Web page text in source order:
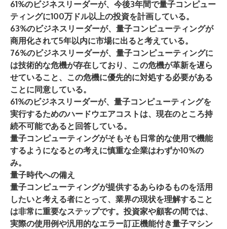
61%のビジネスリーダーが、今後3年間で量子コンピュー
ティングに100万ドル以上の投資を計画している。
63%のビジネスリーダーが、量子コンピューティングが
商用化されて5年以内に市場に出ると考えている。
76%のビジネスリーダーが、量子コンピューティングに
は技術的な危機が存在しており、この危機が革新を遅ら
せていること、この危機に優先的に対処する必要がある
ことに同意している。
61%のビジネスリーダーが、量子コンピューティングを
実行するためのハードウエアコストは、現在のところ持
続不可能であると回答している。
量子コンピューティングがそもそも日常的な使用で機能
するようになるとの考えに慎重な企業はわずか10%の
み。
量子時代への備え
量子コンピューティングが提供するあらゆるものを活用
したいと考える者にとって、業界の現状を理解すること
は非常に重要なステップです。投資家や顧客の間では、
実際の使用例や汎用的なエラー訂正機能付き量子マシン